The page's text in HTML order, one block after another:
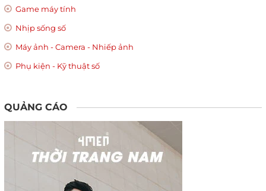
Game máy tính
Nhịp sống số
Máy ảnh - Camera - Nhiếp ảnh
Phụ kiện - Kỹ thuật số
QUẢNG CÁO